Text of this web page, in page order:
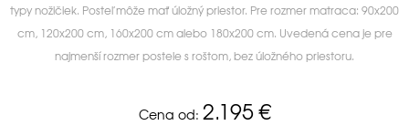
typy nožičiek. Posteľ môže mať úložný priestor. Pre rozmer matraca: 90x200
cm, 120x200 cm, 160x200 cm alebo 180x200 cm. Uvedená cena je pre
najmenší rozmer postele s roštom, bez úložného priestoru.
Cena od: 2.195€